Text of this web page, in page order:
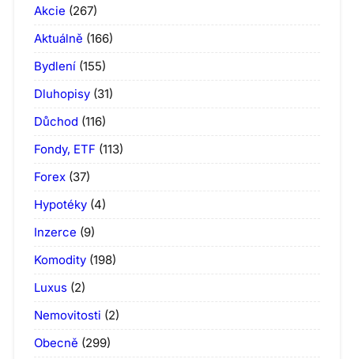
Akcie (267)
Aktuálně (166)
Bydlení (155)
Dluhopisy (31)
Důchod (116)
Fondy, ETF (113)
Forex (37)
Hypotéky (4)
Inzerce (9)
Komodity (198)
Luxus (2)
Nemovitosti (2)
Obecně (299)